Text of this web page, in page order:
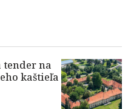
tender na
kaštieľa